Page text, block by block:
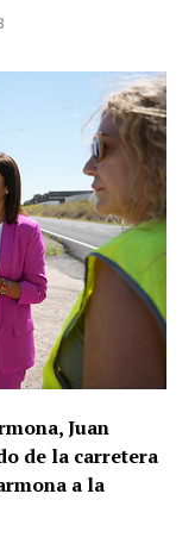
Juan
de la carretera
a la